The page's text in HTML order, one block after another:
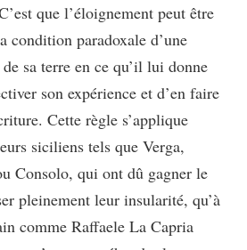
que l’éloignement peut être
condition paradoxale d’une
de sa terre en ce qu’il lui donne
son expérience et d’en faire
Cette règle s’applique
siciliens tels que Verga,
Consolo, qui ont dû gagner le
pleinement leur insularité, qu’à
comme Raffaele La Capria